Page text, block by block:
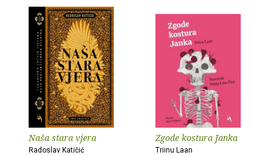
Naša stara vjera
Radoslav Katičić
Zgode kostura Janka
Triinu Laan